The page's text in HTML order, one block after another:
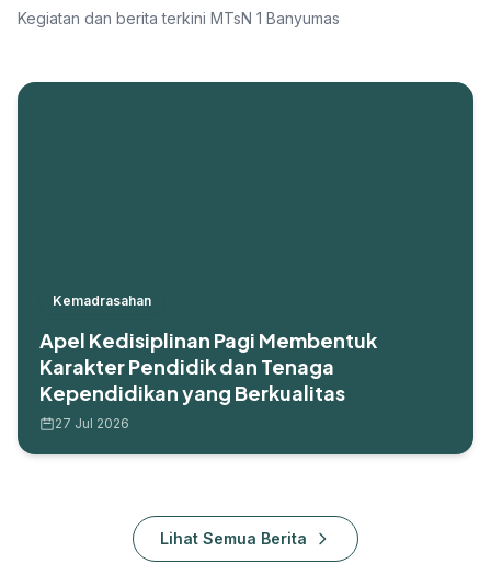
Kegiatan dan berita terkini MTsN 1 Banyumas
Kemadrasahan
Apel Kedisiplinan Pagi Membentuk
Karakter Pendidik dan Tenaga
Kependidikan yang Berkualitas
27 Jul 2026
Lihat Semua Berita